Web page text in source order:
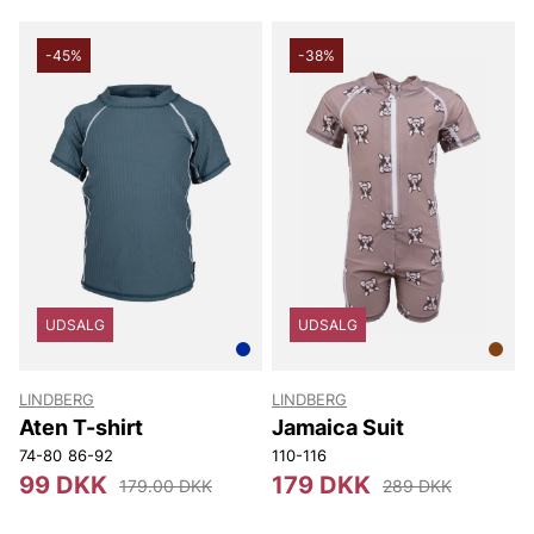
-45%
UDSALG
LINDBERG
Aten T-shirt
74-80 86-92
99 DKK 179.00 DKK
-38%
UDSALG
LINDBERG
Jamaica Suit
110-116
179 DKK 289 DKK